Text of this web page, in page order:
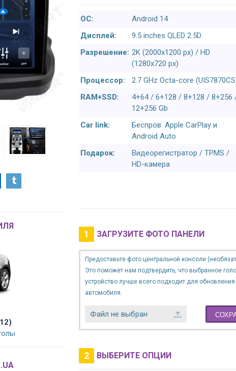
ОС:
Android 14
Дисплей:
9.5 inches QLED 2.5D
Разрешение: 2K (2000x1200 px) / HD
(1280x720 px)
Процессор:
2.7 GHz Octa-core
RAM+SSD:
4+64 / 6+128 / 8+128 / 8+256
12+256 Gb
Car link:
Беспров. Apple CarPlay и
Android Auto
Подарок:
Видеорегистратор / TPMS /
HD-камера
1 ЗАГРУЗИТЕ ФОТО ПАНЕЛИ
Предоставьте фото центральной консоли
Это поможет нам подтвердить, что выбранное
устройство лучше всего подходит для
автомобиля.
Файл не выбран
2 ВЫБЕРИТЕ ОПЦИИ